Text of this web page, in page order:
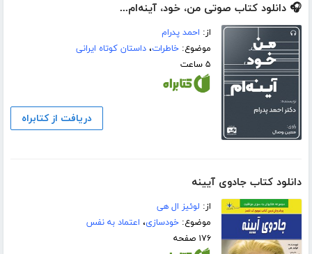
🎧 دانلود کتاب صوتی من، خود، آینه‌ام...
از: احمد پدرام
موضوع:خاطرات،داستان کوتاه ایرانی
۵ ساعت
دریافت از کتابراه
دانلود کتاب جادوی آیینه
از: لوئیز ال هی
موضوع:خودسازی، اعتماد به نفس
۱۷۶ صفحه